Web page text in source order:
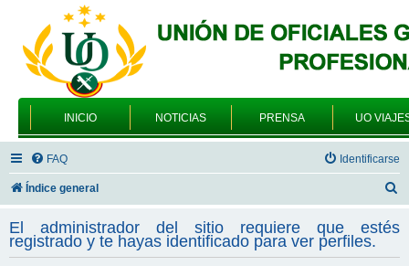
INICIO NOTICIAS PRENSA UO
FAQ Identificarse
Índice general
s
c
El administrador del sitio requiere que estés
registrado y te hayas identificado para ver perfiles.